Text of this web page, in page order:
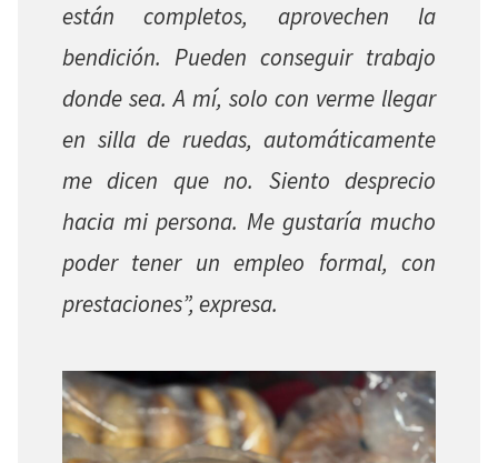
están completos, aprovechen la
bendición. Pueden conseguir trabajo
donde sea. A mí, solo con verme llegar
en silla de ruedas, automáticamente
me dicen que no. Siento desprecio
hacia mi persona. Me gustaría mucho
poder tener un empleo formal, con
prestaciones”, expresa.